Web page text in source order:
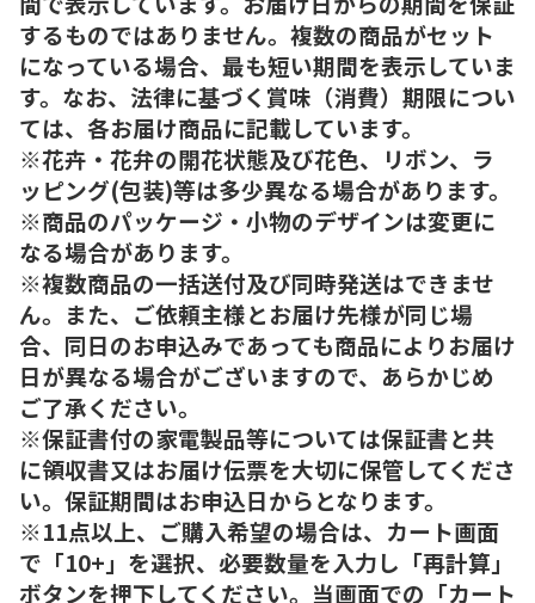
するものではありません。複数の商品がセット
になっている場合、最も短い期間を表示していま
す。なお、法律に基づく賞味（消費）期限につい
ては、各お届け商品に記載しています。
※花卉・花弁の開花状態及び花色、リボン、ラ
ッピング(包装)等は多少異なる場合があります。
※商品のパッケージ・小物のデザインは変更に
なる場合があります。
※複数商品の一括送付及び同時発送はできませ
ん。また、ご依頼主様とお届け先様が同じ場
合、同日のお申込みであっても商品によりお届け
日が異なる場合がございますので、あらかじめ
ご了承ください。
※保証書付の家電製品等については保証書と共
に領収書又はお届け伝票を大切に保管してくださ
い。保証期間はお申込日からとなります。
※11点以上、ご購入希望の場合は、カート画面
で「10+」を選択、必要数量を入力し「再計算」
ボタンを押下してください。当画面での「カート